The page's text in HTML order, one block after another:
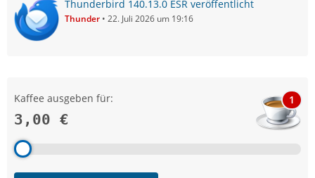
Thunderbird 140.13.0 ESR veröffentlicht
Thunder 22. Juli 2026 um 19:16
Kaffee ausgeben für:
3,00 €
1